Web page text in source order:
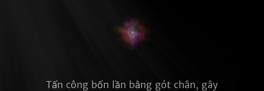
Tấn công bốn lần bằng gót chân, gây